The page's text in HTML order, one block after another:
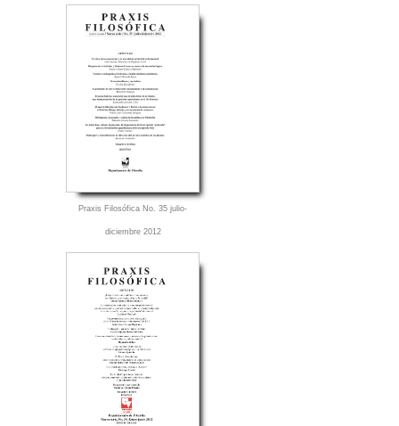
Praxis Filosófica No. 35 julio-
diciembre 2012